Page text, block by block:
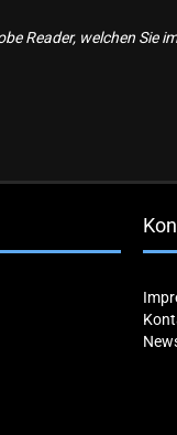
Reader, welchen Sie